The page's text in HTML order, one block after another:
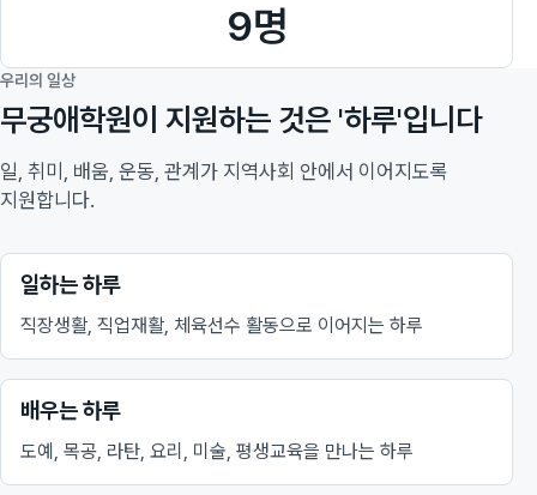
9명
우리의 일상
무궁애학원이 지원하는 것은 '하루'입니다
일, 취미, 배움, 운동, 관계가 지역사회 안에서 이어지도록
지원합니다.
일하는 하루
직장생활, 직업재활, 체육선수 활동으로 이어지는 하루
배우는 하루
도예, 목공, 라탄, 요리, 미술, 평생교육을 만나는 하루